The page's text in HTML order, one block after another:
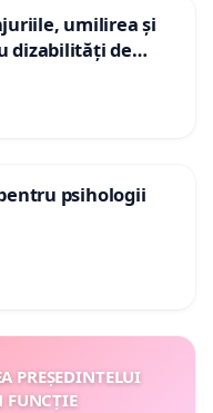
umilirea și
dizabilități de
psihologii
PREȘEDINTELUI
FUNCȚIE